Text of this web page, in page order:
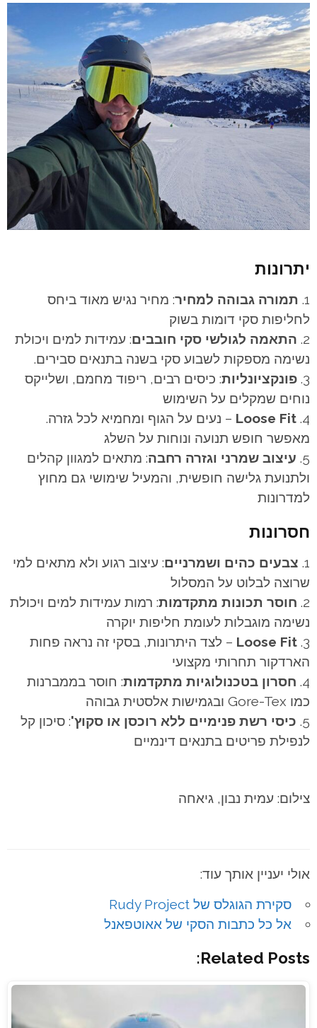
יתרונות
תמורה גבוהה למחיר: מחיר נגיש מאוד ביחס
לחליפות סקי דומות בשוק
התאמה לגולשי סקי חובבים: עמידות למים ויכולת
נשימה מספקות לשבוע סקי בשנה בתנאים סבירים.
פונקציונליות: כיסים רבים, ריפוד מחמם, ושלייקס
נוחים שמקלים על השימוש
Loose Fit – נעים על הגוף ומחמיא לכל גזרה.
מאפשר חופש תנועה ונוחות על השלג
עיצוב שמרני וגזרה רחבה: מתאים למגוון קהלים
ולתנועת גלישה חופשית, והמעיל שימושי גם מחוץ
למדרונות
חסרונות
צבעים כהים ושמרניים: עיצוב רגוע ולא מתאים למי
שרוצה לבלוט על המסלול
חוסר תכונות מתקדמות: רמות עמידות למים ויכולת
נשימה מוגבלות לעומת חליפות יוקרה
Loose Fit – לצד היתרונות, בסקי זה נראה פחות
הארדקור תחרותי מקצועי
חסרון בטכנולוגיות מתקדמות: חוסר בממברנות
כמו Gore-Tex ובגמישות אלסטית גבוהה
כיסי רשת פנימיים ללא רוכסן או סקוץ': סיכון קל
לנפילת פריטים בתנאים דינמיים
צילום: עמית נבון, גיאחה
אולי יעניין אותך עוד:
סקירת הגוגלס של Rudy Project
אל כל כתבות הסקי של אאוטפאנל
Related Posts: